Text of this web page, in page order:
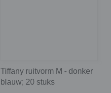
Tiffany ruitvorm M - donker
blauw; 20 stuks